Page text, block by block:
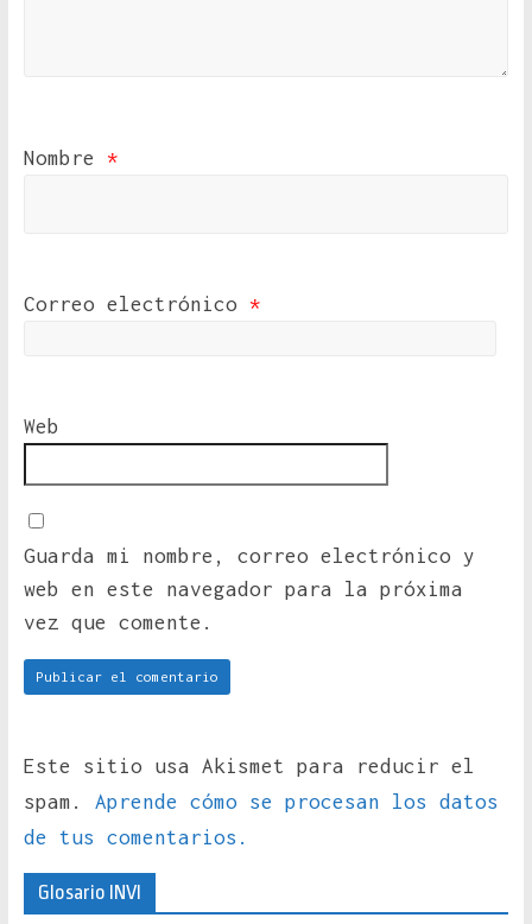
Nombre *
Correo electrónico *
Web
Guarda mi nombre, correo electrónico y
web en este navegador para la próxima
vez que comente.
Este sitio usa Akismet para reducir el
spam. Aprende cómo se procesan los datos
de tus comentarios.
Glosario INVI